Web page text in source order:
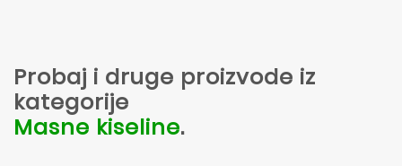
Probaj i druge proizvode iz
kategorije
Masne kiseline.